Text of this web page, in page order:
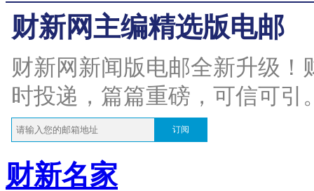
财新网主编精选版电邮
财新网新闻版电邮全新升级
时投递，篇篇重磅，可信可引
订阅
财新名家